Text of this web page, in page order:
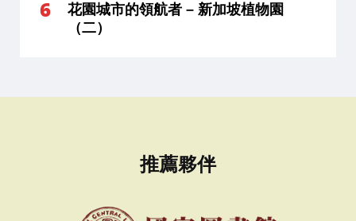
花園城市的領航者 – 新加坡植物園
（二）
推薦夥伴